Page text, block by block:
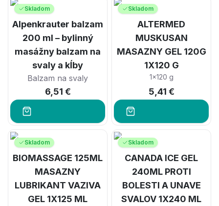
Skladom
Alpenkrauter balzam
200 ml – bylinný
masážny balzam na
svaly a kĺby
Balzam na svaly
6,51 €
Skladom
ALTERMED
MUSKUSAN
MASAZNY GEL 120G
1X120 G
1x120 g
5,41 €
Skladom
BIOMASSAGE 125ML
MASAZNY
LUBRIKANT VAZIVA
GEL 1X125 ML
Skladom
CANADA ICE GEL
240ML PROTI
BOLESTI A UNAVE
SVALOV 1X240 ML